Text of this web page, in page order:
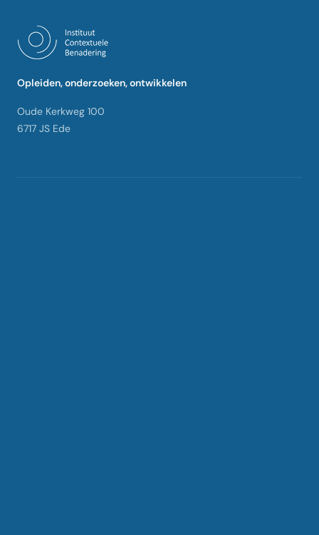
Opleiden, onderzoeken, ontwikkelen
Oude Kerkweg 100
6717 JS Ede